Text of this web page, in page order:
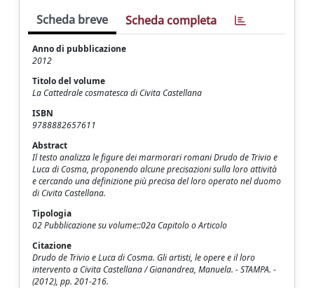
Scheda breve Scheda completa
Anno di pubblicazione
2012
Titolo del volume
La Cattedrale cosmatesca di Civita Castellana
ISBN
9788882657611
Abstract
Il testo analizza le figure dei marmorari romani Drudo de Trivio e
Luca di Cosma, proponendo alcune precisazioni sulla loro attività
e cercando una definizione più precisa del loro operato nel duomo
di Civita Castellana.
Tipologia
02 Pubblicazione su volume::02a Capitolo o Articolo
Citazione
Drudo de Trivio e Luca di Cosma. Gli artisti, le opere e il loro
intervento a Civita Castellana / Gianandrea, Manuela. - STAMPA. -
(2012), pp. 201-216.